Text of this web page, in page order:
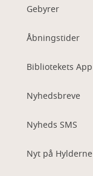
Gebyrer
Åbningstider
Bibliotekets App
Nyhedsbreve
Nyheds SMS
Nyt på Hylderne